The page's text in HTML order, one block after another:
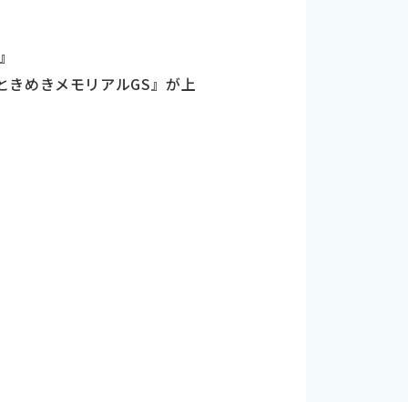
めきメモリアルGS』が上